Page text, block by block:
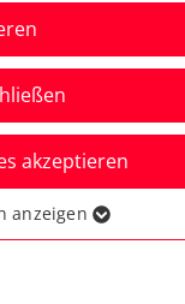
akzeptieren
Funktionen der
dass die
anzeigen